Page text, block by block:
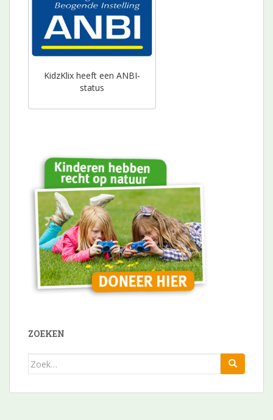
KidzKlix heeft een ANBI-
status
ZOEKEN
Zoek